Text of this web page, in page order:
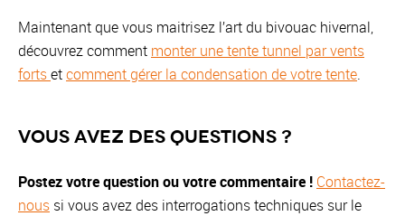
Maintenant que vous maitrisez l’art du bivouac hivernal,
découvrez comment monter une tente tunnel par vents
fortsetcomment gérer la condensation de votre tente.
Vous avez des questions ?
Postez votre question ou votre commentaire ! Contactez-
nous si vous avez des interrogations techniques sur le